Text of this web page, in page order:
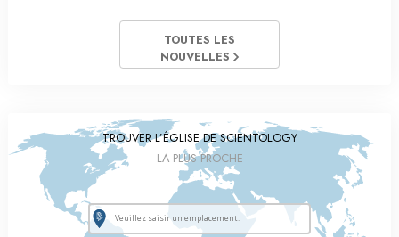
TOUTES LES
NOUVELLES
TROUVER L’ÉGLISE DE SCIENTOLOGY
LA PLUS PROCHE